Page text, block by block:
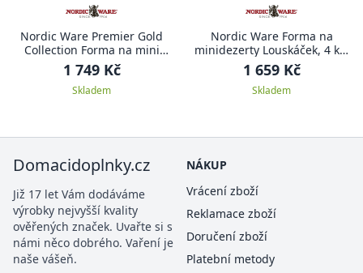
Nordic Ware Premier Gold
Collection Forma na mini
bábovky Heritage, zlatá, 950
ml
1 749 Kč
Skladem
Nordic Ware Forma na
minidezerty Louskáček, 4 ks,
stříbrná
1 659 Kč
Skladem
Domacidoplnky.cz
Již 17 let Vám dodáváme
výrobky nejvyšší kvality
ověřených značek. Uvařte si s
námi něco dobrého. Vaření je
naše vášeň.
NÁKUP
Vrácení zboží
Reklamace zboží
Doručení zboží
Platební metody